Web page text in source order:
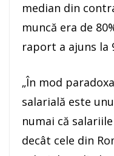
median din
muncă era de
raport a ajuns la
„În mod
salarială este
numai că
decât cele din